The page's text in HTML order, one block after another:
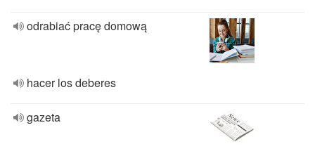
odrabiać pracę domową
hacer los deberes
gazeta